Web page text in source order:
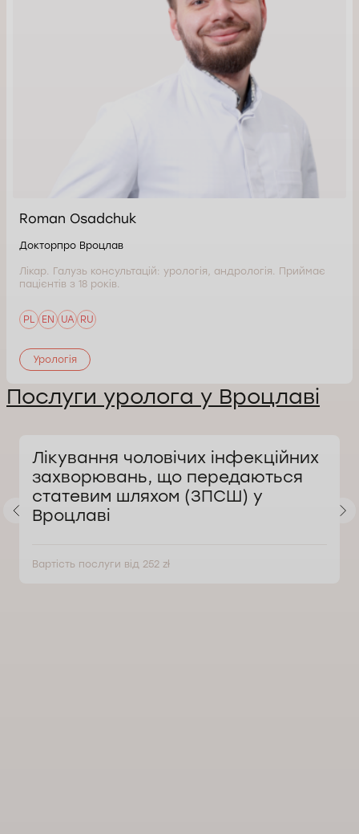
Roman Osadchuk
Докторпро Вроцлав
Лікар. Галузь консультацій: урологія, андрологія. Приймає
пацієнтів з 18 років.
PL EN UA RU
Урологія
Послуги уролога у Вроцлаві
Лікування чоловічих інфекційних
захворювань, що передаються
статевим шляхом (ЗПСШ) у
Вроцлаві
Вартість послуги від 252 zł